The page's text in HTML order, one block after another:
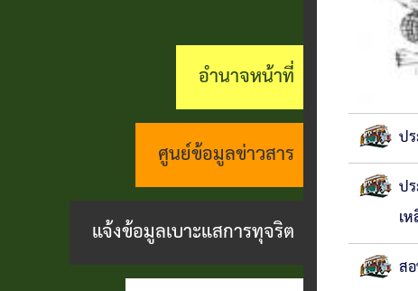
รบ.อำนวย
อำนาจหน้าที่
ศูนย์ข้อมูลข่าวสาร
แจ้งข้อมูลเบาะแสการทุจริต
ป
ป
เ
ส